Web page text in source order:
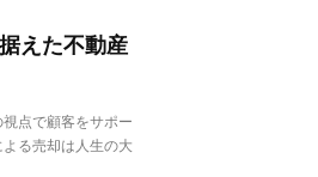
えた不動産
点で顧客をサポー
る売却は人生の大